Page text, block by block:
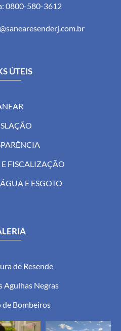
0800-580-3612
ÚTEIS
FISCALIZAÇÃO
E ESGOTO
de Resende
Agulhas Negras
de Bombeiros